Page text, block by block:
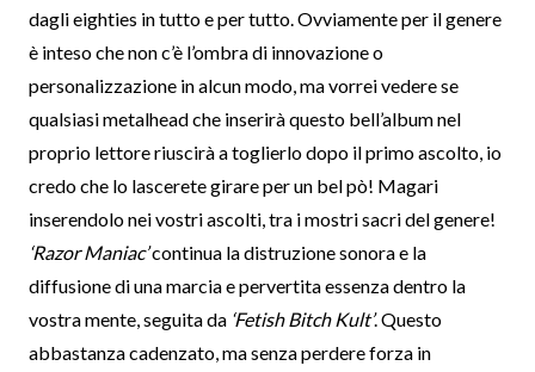
dagli eighties in tutto e per tutto. Ovviamente per il genere
è inteso che non c’è l’ombra di innovazione o
personalizzazione in alcun modo, ma vorrei vedere se
qualsiasi metalhead che inserirà questo bell’album nel
proprio lettore riuscirà a toglierlo dopo il primo ascolto, io
credo che lo lascerete girare per un bel pò! Magari
inserendolo nei vostri ascolti, tra i mostri sacri del genere!
‘Razor Maniac’continua la distruzione sonora e la
diffusione di una marcia e pervertita essenza dentro la
vostra mente, seguita da ‘Fetish Bitch Kult’. Questo
abbastanza cadenzato, ma senza perdere forza in